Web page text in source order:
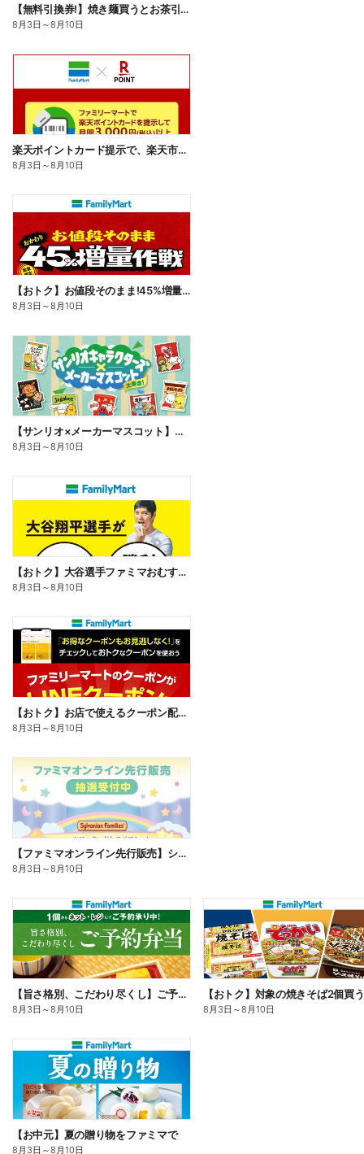
【無料引換券!】焼き麺買うとお茶引換券貰える!
8月3日 ～8月10日
楽天ポイントカード提示で、楽天市場でのお買い物がおトクに!
8月3日 ～8月10日
【おトク】お値段そのまま!45%増量作戦!
8月3日 ～8月10日
【サンリオ×メーカーマスコット】オリジナルグッズ貰える!
8月3日 ～8月10日
【おトク】大谷選手ファミマおむすび割
8月3日 ～8月10日
【おトク】お店で使えるクーポン配信中
8月3日 ～8月10日
【ファミマオンライン先行販売】シルバニアファミリー
8月3日 ～8月10日
【旨さ格別、こだわり尽くし】ご予約弁当
8月3日 ～8月10日 8月3日 ～8月10日
【お中元】夏の贈り物をファミマで
8月3日 ～8月10日